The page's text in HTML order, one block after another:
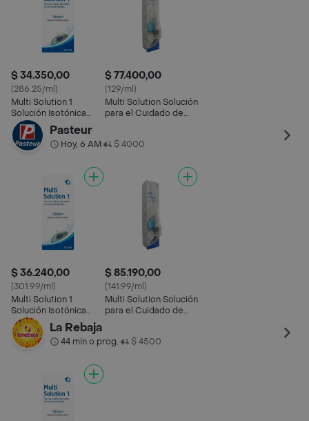
$ 34.350,00
(286.25/ml)
Multi Solution 1
Solución Isotónica
Estéril
$ 77.400,00
(129/ml)
Multi Solution Solución
para el Cuidado de
Pasteur
Hoy, 6 AM• $ 4000
$ 36.240,00
(301.99/ml)
Multi Solution 1
Solución Isotónica
Estéril
$ 85.190,00
(141.99/ml)
Multi Solution Solución
para el Cuidado de
La Rebaja
44 min o prog.• $ 4500